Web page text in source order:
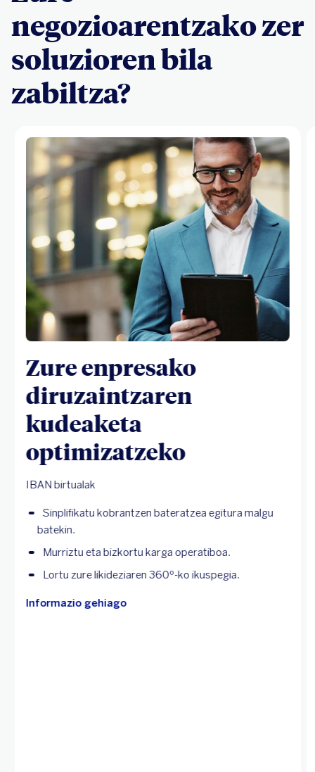
negozioarentzako zer
soluzioren bila
zabiltza?
Zure enpresako
diruzaintzaren
kudeaketa
optimizatzeko
IBAN birtualak
Sinplifikatu kobrantzen bateratzea egitura malgu
batekin.
Murriztu eta bizkortu karga operatiboa.
Lortu zure likideziaren 360º-ko ikuspegia.
Informazio gehiago